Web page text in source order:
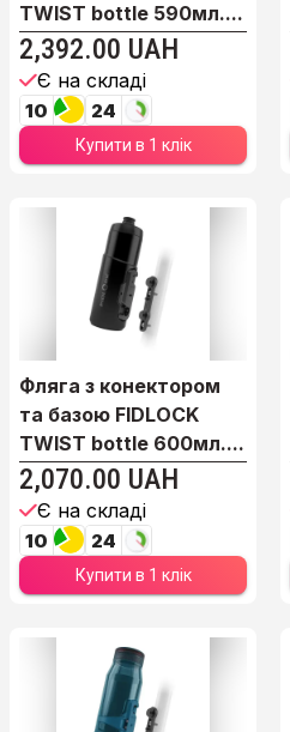
TWIST bottle 590мл....
2,392.00 UAH
Є на складі
10 24
Купити в 1 клік
Фляга з конектором
та базою FIDLOCK
TWIST bottle 600мл....
2,070.00 UAH
Є на складі
10 24
Купити в 1 клік